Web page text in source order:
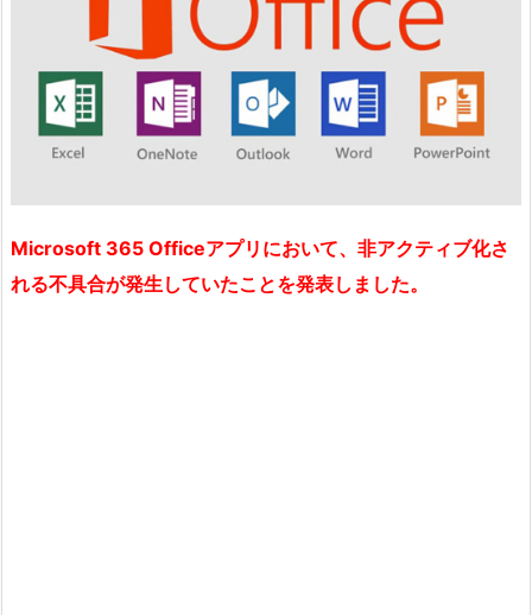
Microsoft 365 Officeアプリにおいて、非アクティブ化さ
れる不具合が発生していたことを発表しました。